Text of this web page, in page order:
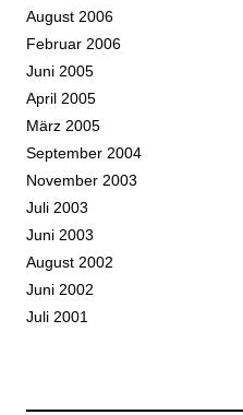
August 2006
Februar 2006
Juni 2005
April 2005
März 2005
September 2004
November 2003
Juli 2003
Juni 2003
August 2002
Juni 2002
Juli 2001